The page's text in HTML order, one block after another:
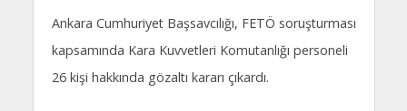
Ankara Cumhuriyet Başsavcılığı, FETÖ soruşturması
kapsamında Kara Kuvvetleri Komutanlığı personeli
26 kişi hakkında gözaltı kararı çıkardı.